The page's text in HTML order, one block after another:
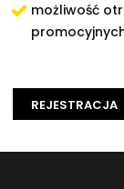
możliwość
REJESTRACJA